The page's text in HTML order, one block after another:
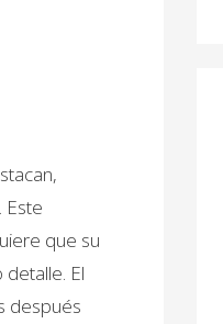
. Este
que su
El
después